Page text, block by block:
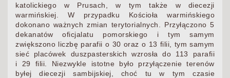
katolickiego w Prusach, w tym także w diecezji
warmińskiej. W przypadku Kościoła warmińskiego
dokonano ważnych zmian terytorialnych. Przyłączono 5
dekanatów oficjalatu pomorskiego i tym samym
zwiększono liczbę parafii o 30 oraz o 13 filii, tym samym
sieć placówek duszpasterskich wzrosła do 113 parafii
i 29 filii. Niezwykle istotne było przyłączenie terenów
byłej diecezji sambijskiej, choć tu w tym czasie